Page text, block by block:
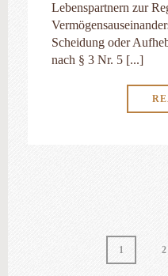
Lebenspartnern zur
Scheidung oder
nach § 3 Nr. 5 [...]
1 2